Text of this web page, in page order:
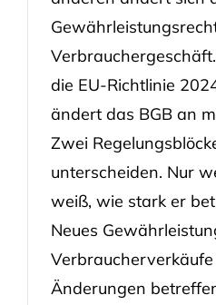
die EU-Richtlinie
ändert das BGB an
Zwei
unterscheiden. Nur
weiß, wie stark er
Neues
Verbraucherverkäufe
Änderungen